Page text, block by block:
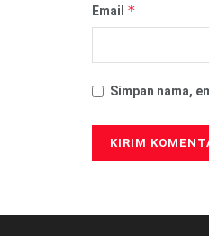
Email *
Simpan nama,